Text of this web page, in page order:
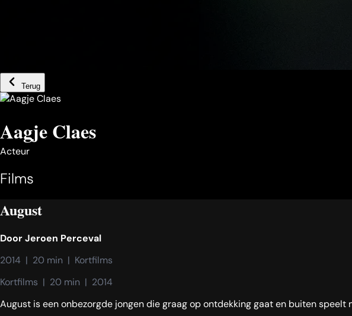
Terug
Aagje Claes
Acteur
Films
August
DoorJeroen Perceval
2014  |  20 min  |  Kortfilms
Kortfilms  |  20 min  |  2014
August is een onbezorgde jongen die graag op ontdekking gaat en buiten speelt